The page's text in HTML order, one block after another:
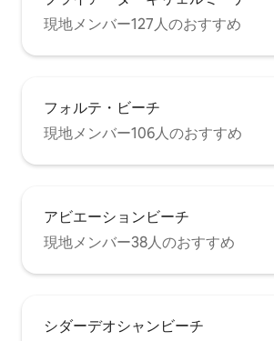
現地メンバー127人のおすすめ
フォルテ・ビーチ
現地メンバー106人のおすすめ
アビエーションビーチ
現地メンバー38人のおすすめ
シダーデオシャンビーチ